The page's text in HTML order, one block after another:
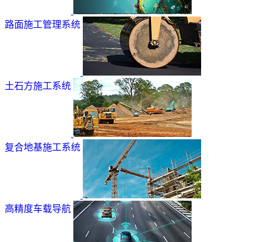
路面施工管理系统
土石方施工系统
复合地基施工系统
高精度车载导航